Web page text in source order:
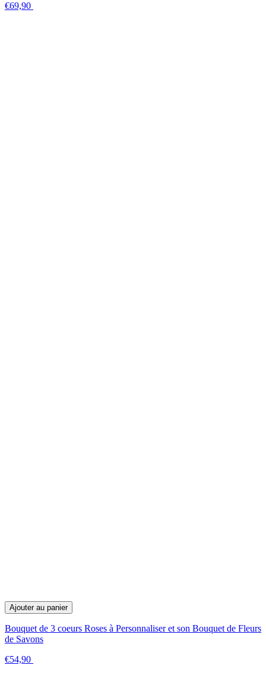
€69,90
Ajouter au panier
Bouquet de 3 coeurs Roses à Personnaliser et son Bouquet de Fleurs
de Savons
€54,90